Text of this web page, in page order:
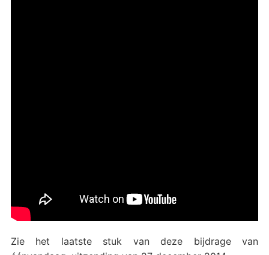
Zie het laatste stuk van deze bijdrage van